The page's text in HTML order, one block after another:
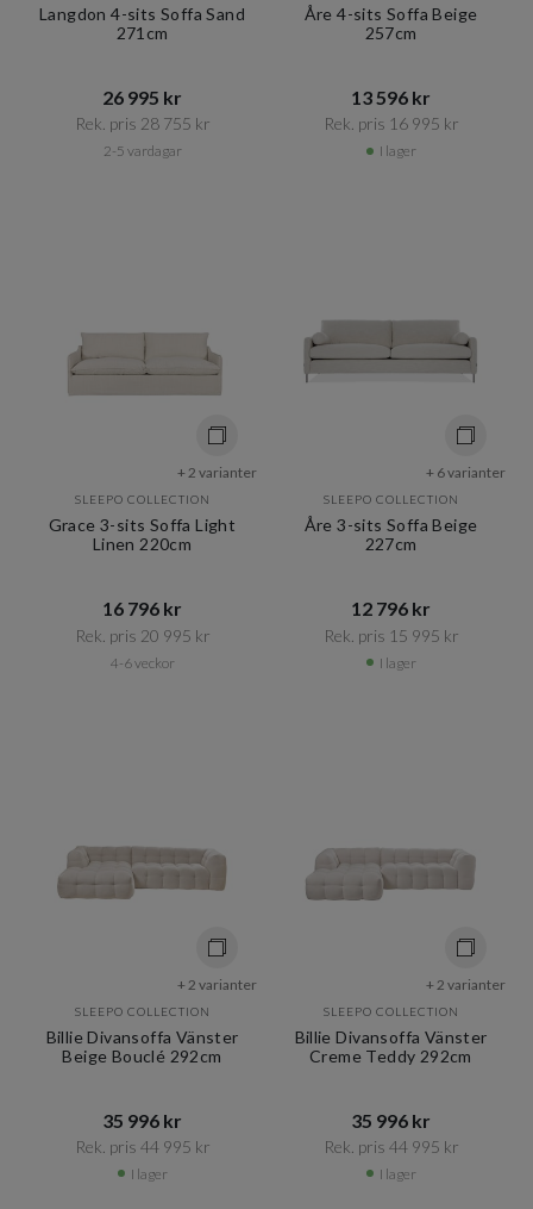
Langdon 4-sits Soffa Sand
271cm
26 995 kr​​
Rek. pris 28 755 kr​​
2-5 vardagar
Åre 4-sits Soffa Beige
257cm
13 596 kr​​
Rek. pris 16 995 kr​​
I lager
+ 2 varianter
SLEEPO COLLECTION
Grace 3-sits Soffa Light
Linen 220cm
16 796 kr​​
Rek. pris 20 995 kr​​
4-6 veckor
+ 6 varianter
SLEEPO COLLECTION
Åre 3-sits Soffa Beige
227cm
12 796 kr​​
Rek. pris 15 995 kr​​
I lager
+ 2 varianter
SLEEPO COLLECTION
Billie Divansoffa Vänster
Beige Bouclé 292cm
35 996 kr​​
Rek. pris 44 995 kr​​
I lager
+ 2 varianter
SLEEPO COLLECTION
Billie Divansoffa Vänster
Creme Teddy 292cm
35 996 kr​​
Rek. pris 44 995 kr​​
I lager